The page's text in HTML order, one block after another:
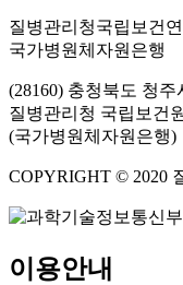
질병관리청국립보건
국가병원체자원은행
(28160) 충청북도 청
질병관리청 국립보건
(국가병원체자원은행)
COPYRIGHT © 2020
이용안내